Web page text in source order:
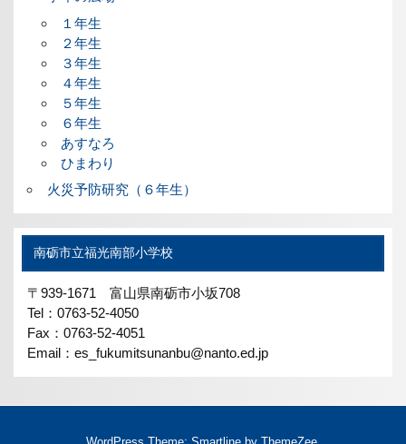
１年生
２年生
３年生
４年生
５年生
６年生
あすなろ
ひまわり
火災予防研究（６年生）
南砺市立福光南部小学校
〒939-1671 富山県南砺市小坂708
Tel：0763-52-4050
Fax：0763-52-4051
Email：es_fukumitsunanbu@nanto.ed.jp
WordPress Theme: Smartline by ThemeZee.